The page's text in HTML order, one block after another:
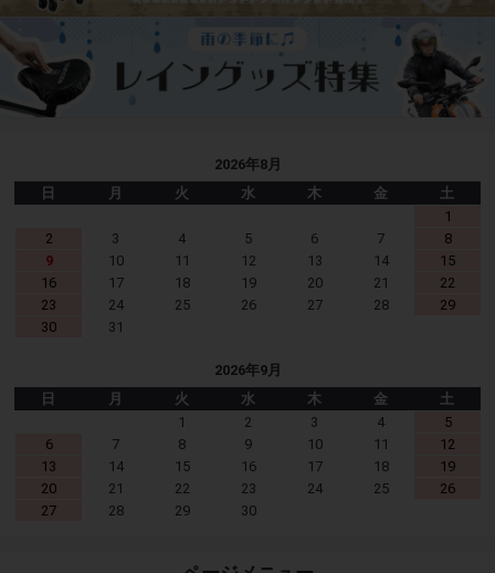
2026年8月
日
月 火 水 木 金
土
1
2
3 4 5 6 7
8
9
10 11 12 13 14
15
16
17 18 19 20 21
22
23
24 25 26 27 28
29
30
31
2026年9月
日
月 火 水 木 金
土
1
2 3 4
5
6
7 8 9 10 11
12
13
14 15 16 17 18
19
20
21 22 23 24 25
26
27
28 29 30